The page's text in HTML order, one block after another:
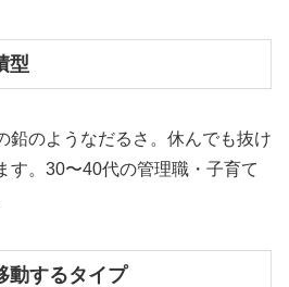
型
鉛のようなだるさ。休んでも抜け
す。30〜40代の管理職・子育て
動するタイプ